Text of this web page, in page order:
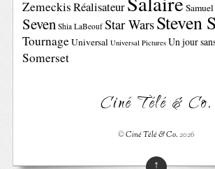
ZemeckisRéalisateur
Seven Shia LaBeouf Star WarsSteven
TournageUniversal Universal Pictures Un jour
Somerset
Ciné Télé & Co.
©Ciné Télé & Co.2026
↑